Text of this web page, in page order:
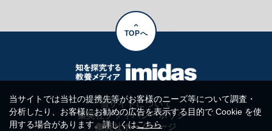
TOPへ
当サイトについて
集英社プライバシーポリシー
集英社ホームページ
当サイトでは当社の提携先等がお客様のニーズ等について調査・
分析したり、お客様にお勧めの広告を表示する目的で Cookie を使
用する場合があります。詳しくはこちら